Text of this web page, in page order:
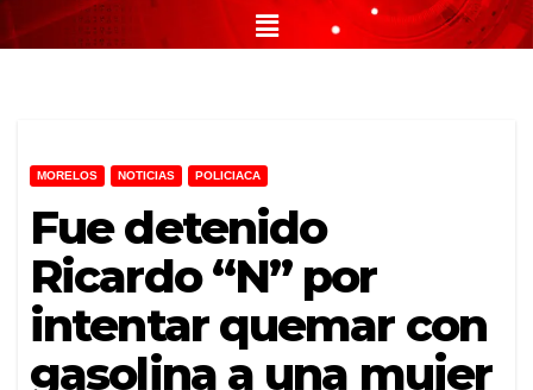
MORELOS NOTICIAS POLICIACA
Fue detenido
Ricardo “N” por
intentar quemar con
gasolina a una mujer